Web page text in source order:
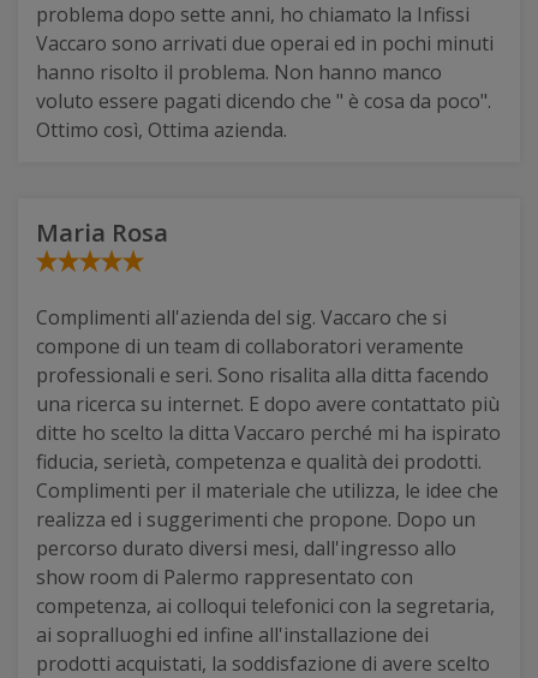
problema dopo sette anni, ho chiamato la Infissi
Vaccaro sono arrivati due operai ed in pochi minuti
hanno risolto il problema. Non hanno manco
voluto essere pagati dicendo che " è cosa da poco".
Ottimo così, Ottima azienda.
Maria Rosa
Complimenti all'azienda del sig. Vaccaro che si
compone di un team di collaboratori veramente
professionali e seri. Sono risalita alla ditta facendo
una ricerca su internet. E dopo avere contattato più
ditte ho scelto la ditta Vaccaro perché mi ha ispirato
fiducia, serietà, competenza e qualità dei prodotti.
Complimenti per il materiale che utilizza, le idee che
realizza ed i suggerimenti che propone. Dopo un
percorso durato diversi mesi, dall'ingresso allo
show room di Palermo rappresentato con
competenza, ai colloqui telefonici con la segretaria,
ai sopralluoghi ed infine all'installazione dei
prodotti acquistati, la soddisfazione di avere scelto